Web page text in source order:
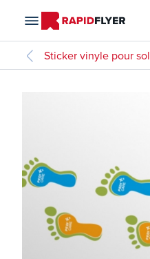
Sticker vinyle pour sol